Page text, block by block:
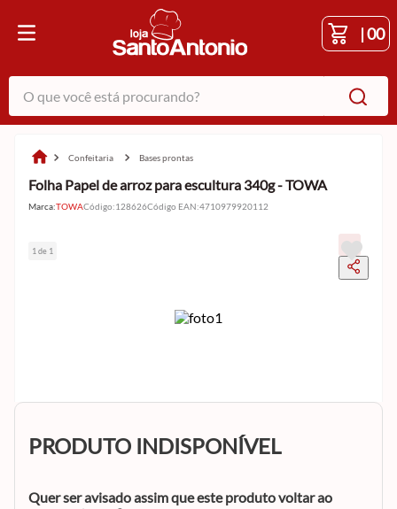
|00
O que você está procurando?
confeitaria bases prontas
Folha Papel de arroz para escultura 340g - TOWA
Marca:TOWACódigo:128626Código EAN:4710979920112
1 de 1
PRODUTO INDISPONÍVEL
Quer ser avisado assim que este produto voltar ao